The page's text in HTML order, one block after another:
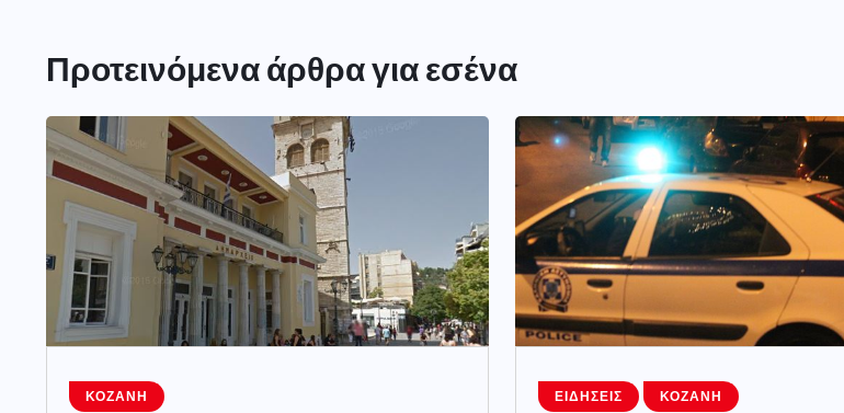
Προτεινόμενα άρθρα για εσένα
ΚΟΖΆΝΗ ΕΙΔΉΣΕΙΣ ΚΟΖΆΝΗ